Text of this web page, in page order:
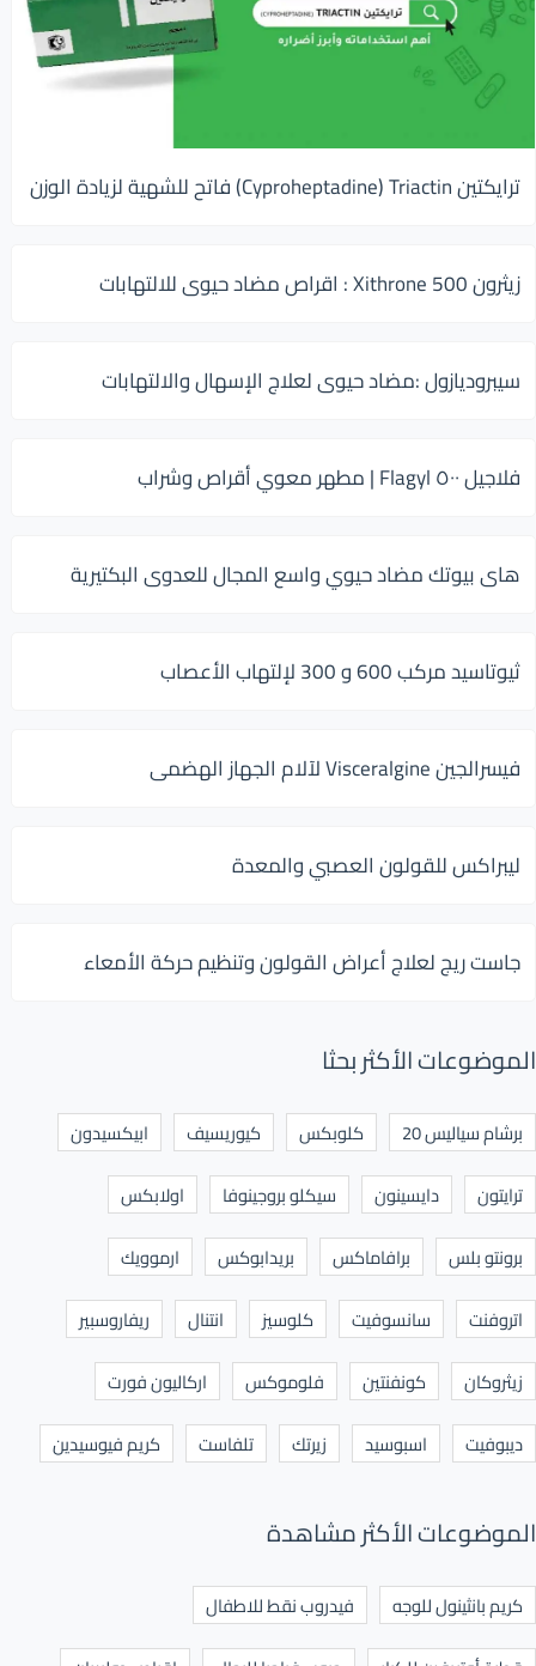
ترايكتين Cyproheptadine) Triactin) فاتح للشهية لزيادة الوزن
زيثرون 500 Xithrone : اقراص مضاد حيوى للالتهابات
سيبروديازول :مضاد حيوى لعلاج الإسهال والالتهابات
فلاجيل ٥٠٠ Flagyl | مطهر معوي أقراص وشراب
هاى بيوتك مضاد حيوي واسع المجال للعدوى البكتيرية
ثيوتاسيد مركب 600 و 300 لإلتهاب الأعصاب
فيسرالجين Visceralgine لآلام الجهاز الهضمى
ليبراكس للقولون العصبي والمعدة
جاست ريج لعلاج أعراض القولون وتنظيم حركة الأمعاء
الموضوعات الأكثر بحثا
برشام سياليس 20 كلوبكس كيوريسيف
ابيكسيدون
ترايتون
دايسينون سيكلو بروجينوفا
اولابكس
برونتو بلس
برافاماكس بريدابوكس
ارموويك
اتروفنت
سانسوفيت كلوسيز انتنال
ريفاروسبير
زيثروكان
كونفنتين فلوموكس
اركاليون فورت
ديبوفيت
اسبوسيد زيرتك تلفاست كريم فيوسيدين
الموضوعات الأكثر مشاهدة
كريم بانثينول للوجه
فيدروب نقط للاطفال